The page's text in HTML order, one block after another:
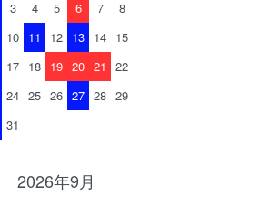
3 4 5 6 7
8
10 11 12 13 14 15
17 18 19 20 21
22
24 25 26 27 28 29
31
2026年9月